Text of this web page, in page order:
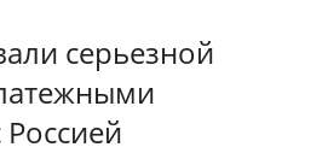
серьезной